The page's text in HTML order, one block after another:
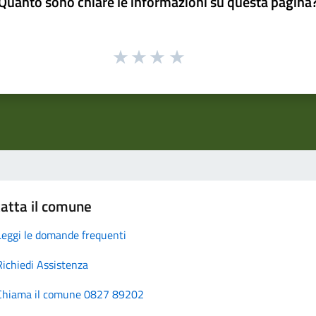
il comune
le domande frequenti
Assistenza
il comune 0827 89202